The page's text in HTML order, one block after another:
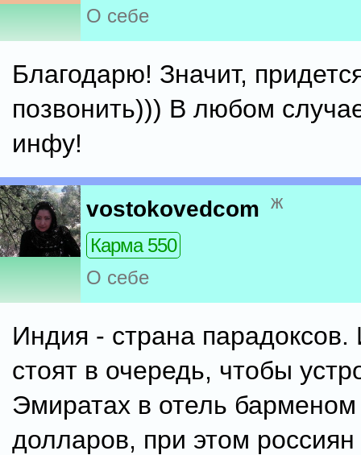
О себе
Благодарю! Значит,
позвонить))) В любом
инфу!
vostokovedcom ж
Карма 550
О себе
Индия - страна
стоят в очередь, чтобы
Эмиратах в отель барменом
долларов, при этом